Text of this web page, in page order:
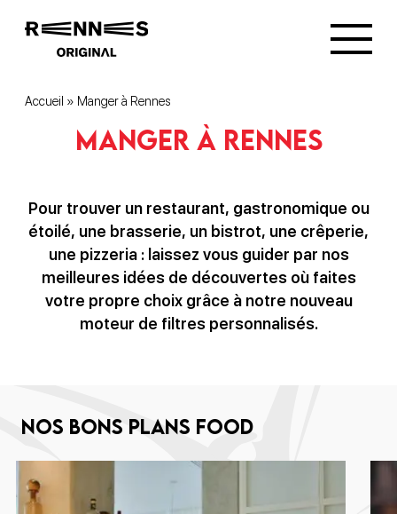
Accueil » Manger à Rennes
Manger à Rennes
Pour trouver un restaurant, gastronomique ou
étoilé, une brasserie, un bistrot, une crêperie,
une pizzeria : laissez vous guider par nos
meilleures idées de découvertes où faites
votre propre choix grâce à notre nouveau
moteur de filtres personnalisés.
Nos bons plans food